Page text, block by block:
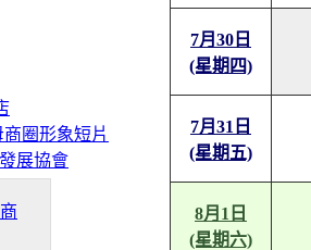
7月30日
(星期四)
7月31日
(星期五)
8月1日
(星期六)